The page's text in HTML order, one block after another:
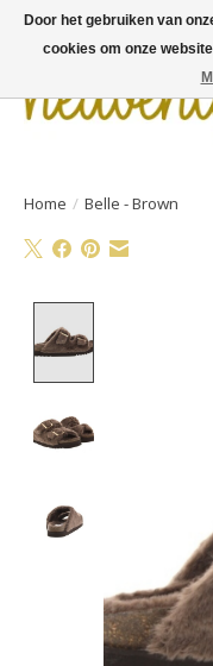
Home / Belle - Brown
Door het gebruiken van
cookies om onze